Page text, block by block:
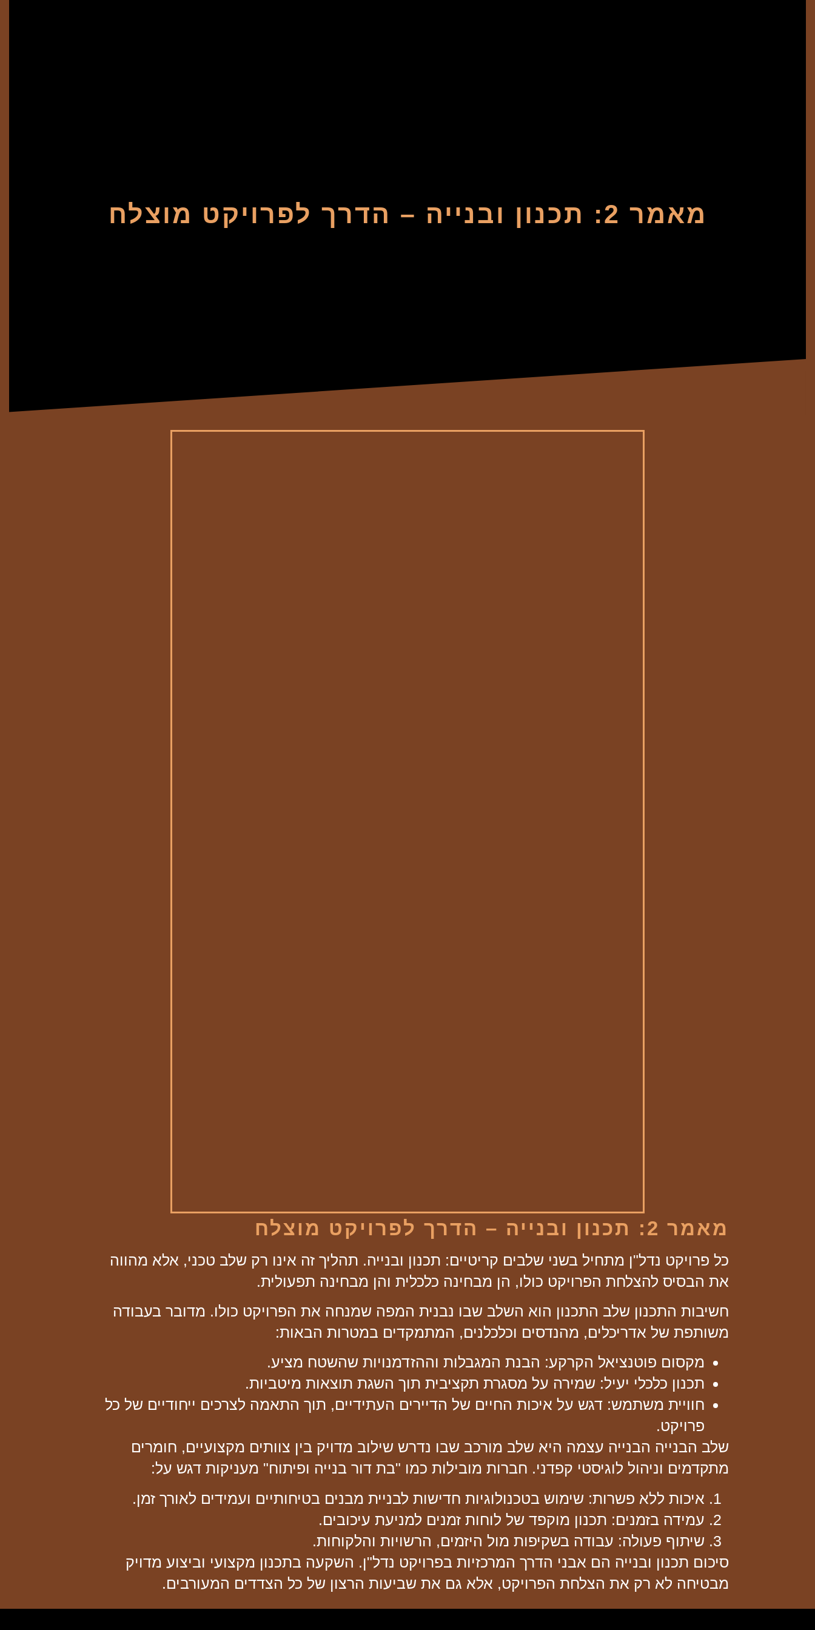
מאמר 2: תכנון ובנייה – הדרך לפרויקט מוצלח
מאמר 2: תכנון ובנייה – הדרך לפרויקט מוצלח
כל פרויקט נדל"ן מתחיל בשני שלבים קריטיים: תכנון ובנייה. תהליך זה אינו רק שלב טכני, אלא מהווה
את הבסיס להצלחת הפרויקט כולו, הן מבחינה כלכלית והן מבחינה תפעולית.
חשיבות התכנון שלב התכנון הוא השלב שבו נבנית המפה שמנחה את הפרויקט כולו. מדובר בעבודה
משותפת של אדריכלים, מהנדסים וכלכלנים, המתמקדים במטרות הבאות:
מקסום פוטנציאל הקרקע: הבנת המגבלות וההזדמנויות שהשטח מציע.
תכנון כלכלי יעיל: שמירה על מסגרת תקציבית תוך השגת תוצאות מיטביות.
חוויית משתמש: דגש על איכות החיים של הדיירים העתידיים, תוך התאמה לצרכים ייחודיים של כל
פרויקט.
שלב הבנייה הבנייה עצמה היא שלב מורכב שבו נדרש שילוב מדויק בין צוותים מקצועיים, חומרים
מתקדמים וניהול לוגיסטי קפדני. חברות מובילות כמו "בת דור בנייה ופיתוח" מעניקות דגש על:
איכות ללא פשרות: שימוש בטכנולוגיות חדישות לבניית מבנים בטיחותיים ועמידים לאורך זמן.
עמידה בזמנים: תכנון מוקפד של לוחות זמנים למניעת עיכובים.
שיתוף פעולה: עבודה בשקיפות מול היזמים, הרשויות והלקוחות.
סיכום תכנון ובנייה הם אבני הדרך המרכזיות בפרויקט נדל"ן. השקעה בתכנון מקצועי וביצוע מדויק
מבטיחה לא רק את הצלחת הפרויקט, אלא גם את שביעות הרצון של כל הצדדים המעורבים.